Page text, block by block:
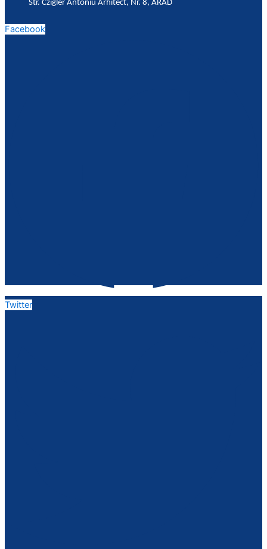
Str. Czigler Antoniu Arhitect, Nr. 8, ARAD
Facebook
Twitter